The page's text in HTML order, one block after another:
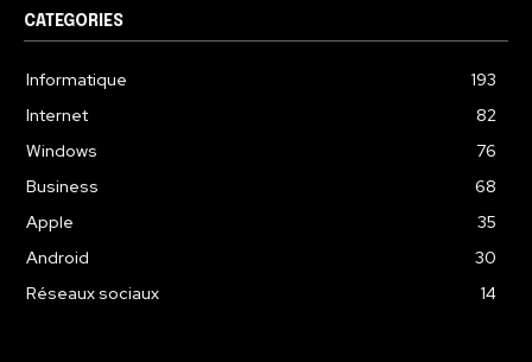
CATEGORIES
Informatique
193
Internet
82
Windows
76
Business
68
Apple
35
Android
30
Réseaux sociaux
14